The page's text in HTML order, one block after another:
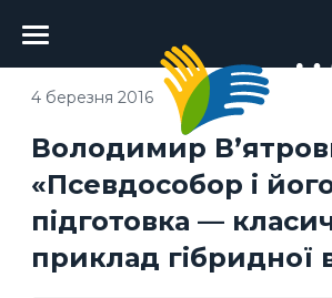
Головне
меню
Володимир
«Псевдособор і
підготовка —
приклад гібридної
4 березня 2016